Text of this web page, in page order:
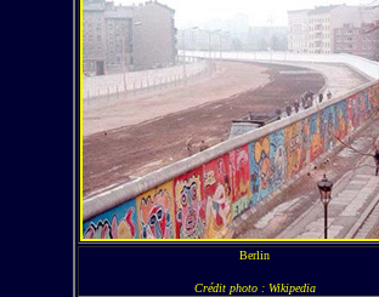
Berlin
Crédit photo : Wikipedia